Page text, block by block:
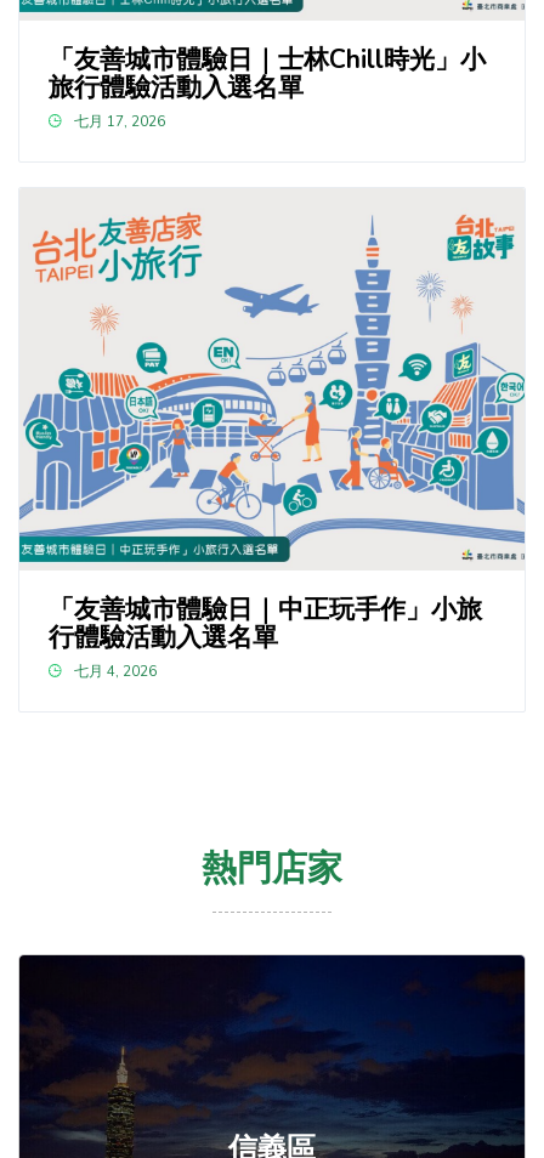
「友善城市體驗日｜士林Chill時光」小
旅行體驗活動入選名單
七月 17, 2026
「友善城市體驗日｜中正玩手作」小旅
行體驗活動入選名單
七月 4, 2026
熱門店家
信義區